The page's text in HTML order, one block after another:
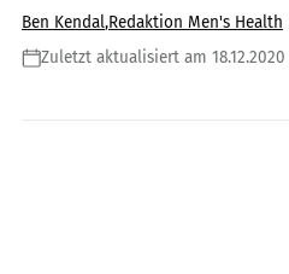
Ben Kendal,Redaktion Men's Health
Zuletzt aktualisiert am 18.12.2020
Foto: